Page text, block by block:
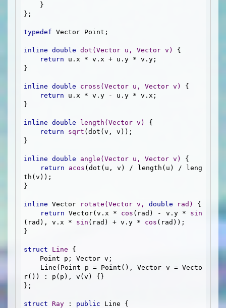
};
typedef Vector Point;
inline double dot (Vector u, Vector v)
{
return u.x * v.x + u.y * v.y;
}
inline double cross (Vector u, Vector v)
{
return u.x * v.y - u.y * v.x;
}
inline double length (Vector v)
{
return
sqrt (dot(v, v));
}
inline double angle (Vector u, Vector v)
{
return
acos (dot(u, v) / length(u) / leng
th(v));
}
inline Vector rotate (Vector v, double rad)
{
return Vector(v.x * cos (rad) - v.y * sin
(rad), v.x * sin (rad) + v.y * cos (rad));
}
struct Line {
r()) : p(p), v(v) {}
};
struct Ray : public Line {